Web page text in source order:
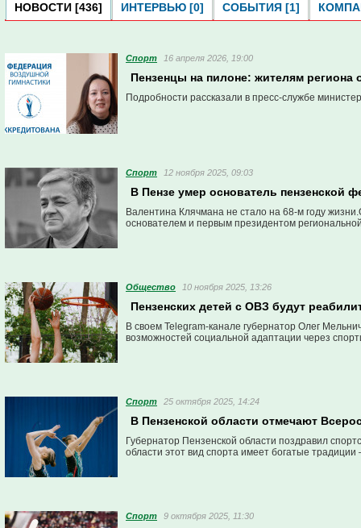
НОВОСТИ [436] ИНТЕРВЬЮ [0] СОБЫТИЯ [1]
Спорт 16 апреля 2026, 19:00
Пензенцы на пилоне: жителям
Подробности рассказали в пресс-службе
Спорт 12 ноября 2025, 09:03
В Пензе умер основатель пензенской
Валентина Клячмана не стало на 68-м году
основателем и первым президентом
Общество 10 ноября 2025, 13:26
Пензенских детей с ОВЗ будут
В своем Telegram-канале губернатор Олег
возможностей социальной адаптации через
Спорт 25 октября 2025, 14:24
В Пензенской области отмечают
Губернатор Пензенской области поздравил
области этот вид спорта имеет богатые
Спорт 9 октября 2025, 11:30